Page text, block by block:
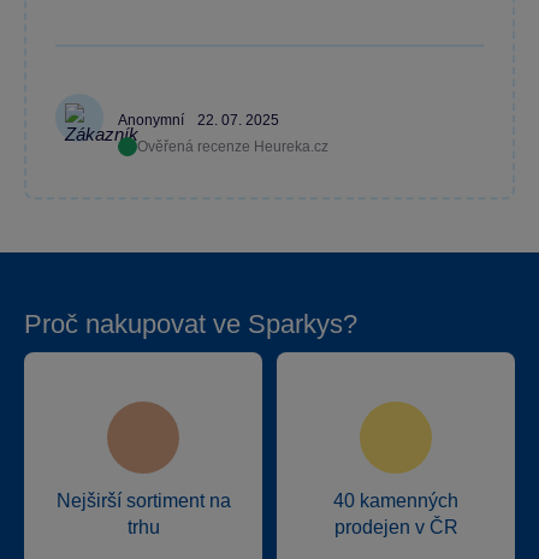
Anonymní
22. 07. 2025
Ověřená recenze Heureka.cz
Proč nakupovat ve Sparkys?
Nejširší sortiment na
trhu
40 kamenných
prodejen v ČR